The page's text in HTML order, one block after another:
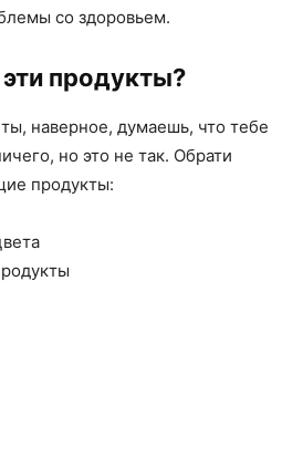
со здоровьем.
продукты?
наверное, думаешь, что тебе
но это не так. Обрати
продукты: